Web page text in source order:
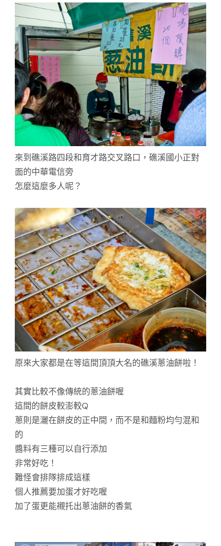
來到礁溪路四段和育才路交叉路口，礁溪國小正對
面的中華電信旁
怎麼這麼多人呢？
原來大家都是在等這間頂頂大名的礁溪蔥油餅啦！
其實比較不像傳統的蔥油餅喔
這間的餅皮較澎較Q
蔥則是灑在餅皮的正中間，而不是和麵粉均勻混和
的
醬料有三種可以自行添加
非常好吃！
難怪會排隊排成這樣
個人推薦要加蛋才好吃喔
加了蛋更能襯托出蔥油餅的香氣